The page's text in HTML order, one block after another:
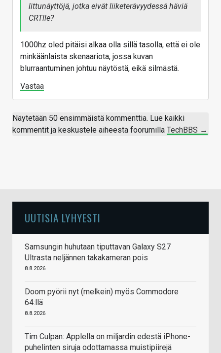
littunäyttöjä, jotka eivät liiketerävyydessä häviä
CRTlle?
1000hz oled pitäisi alkaa olla sillä tasolla, että ei ole
minkäänlaista skenaariota, jossa kuvan
blurraantuminen johtuu näytöstä, eikä silmästä.
Vastaa
Näytetään 50 ensimmäistä kommenttia. Lue kaikki
kommentit ja keskustele aiheesta foorumilla TechBBS →
UUTISIA LYHYESTI
Samsungin huhutaan tiputtavan Galaxy S27
Ultrasta neljännen takakameran pois
8.8.2026
Doom pyörii nyt (melkein) myös Commodore
64:llä
8.8.2026
Tim Culpan: Applella on miljardin edestä iPhone-
puhelinten siruja odottamassa muistipiirejä